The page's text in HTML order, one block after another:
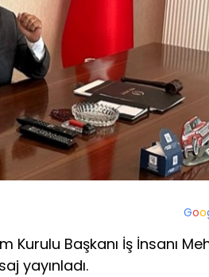
Goo
Başkanı İş İnsanı
yayınladı.